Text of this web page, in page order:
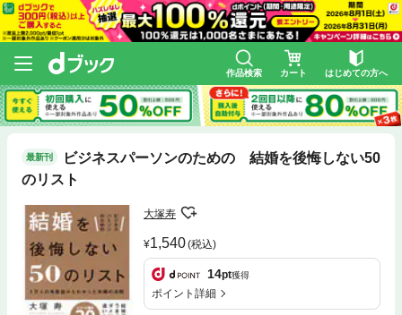
作品検索 カート はじめての方へ
最新刊
ビジネスパーソンのための 結婚を後悔しない50
のリスト
大塚寿
1,540(税込)
14pt獲得
ポイント詳細